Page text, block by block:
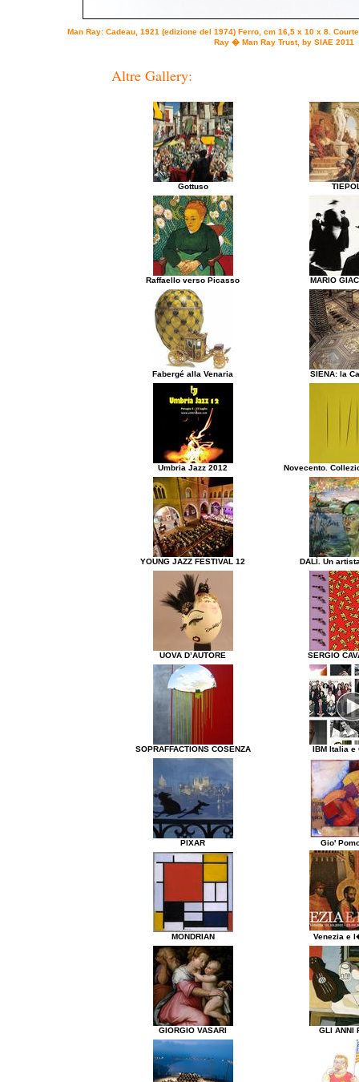
Man Ray: Cadeau, 1921 (edizione del 1974) Ferro, cm 16,5 x 10 x 8.
Ray � Man Ray Trust, by SIAE 2011
Altre Gallery:
Gottuso
Raffaello verso Picasso MARIO
Fabergé alla Venaria SIENA: la
Umbria Jazz 2012 Novecento.
YOUNG JAZZ FESTIVAL 12 DALÌ. Un
UOVA D’AUTORE SERGIO
SOPRAFFACTIONS COSENZA IBM Italia e
PIXAR Gio'
MONDRIAN Venezia e
GIORGIO VASARI GLI ANNI